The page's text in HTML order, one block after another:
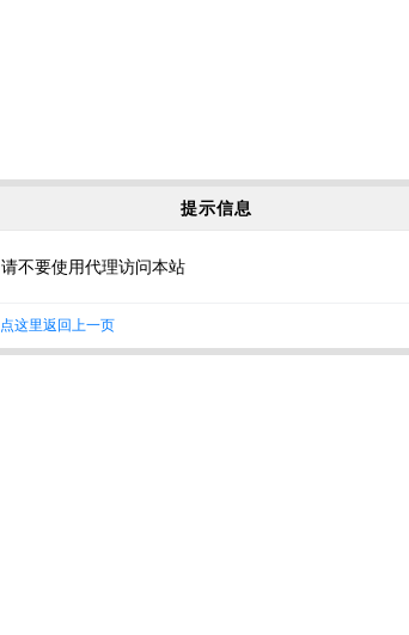
提示信息
请不要使用代理访问本站
点这里返回上一页